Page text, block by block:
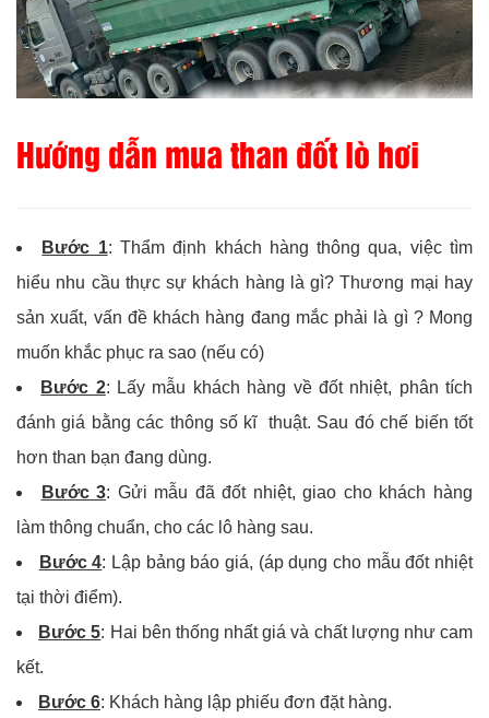
Hướng dẫn mua than đốt lò hơi
Bước 1: Thẩm định khách hàng thông qua, việc tìm
hiểu nhu cầu thực sự khách hàng là gì? Thương mại hay
sản xuất, vấn đề khách hàng đang mắc phải là gì ? Mong
muốn khắc phục ra sao (nếu có)
Bước 2: Lấy mẫu khách hàng về đốt nhiệt, phân tích
đánh giá bằng các thông số kĩ thuật. Sau đó chế biến tốt
hơn than bạn đang dùng.
Bước 3: Gửi mẫu đã đốt nhiệt, giao cho khách hàng
làm thông chuẩn, cho các lô hàng sau.
Bước 4: Lập bảng báo giá, (áp dụng cho mẫu đốt nhiệt
tại thời điểm).
Bước 5: Hai bên thống nhất giá và chất lượng như cam
kết.
Bước 6: Khách hàng lập phiếu đơn đặt hàng.